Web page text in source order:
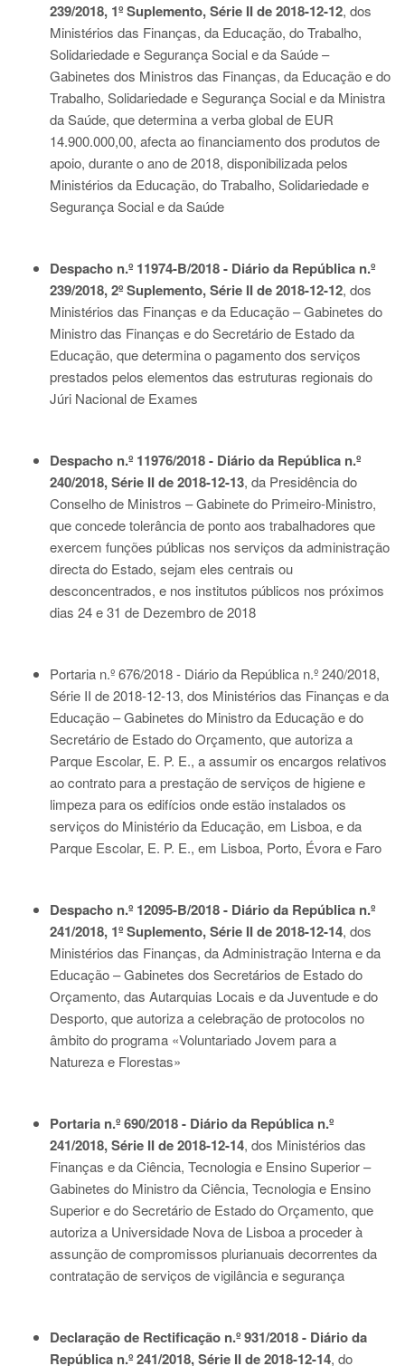
239/2018, 1º Suplemento, Série II de 2018-12-12, dos
Ministérios das Finanças, da Educação, do Trabalho,
Solidariedade e Segurança Social e da Saúde –
Gabinetes dos Ministros das Finanças, da Educação e do
Trabalho, Solidariedade e Segurança Social e da Ministra
da Saúde, que determina a verba global de EUR
14.900.000,00, afecta ao financiamento dos produtos de
apoio, durante o ano de 2018, disponibilizada pelos
Ministérios da Educação, do Trabalho, Solidariedade e
Segurança Social e da Saúde
Despacho n.º 11974-B/2018 - Diário da República n.º
239/2018, 2º Suplemento, Série II de 2018-12-12, dos
Ministérios das Finanças e da Educação – Gabinetes do
Ministro das Finanças e do Secretário de Estado da
Educação, que determina o pagamento dos serviços
prestados pelos elementos das estruturas regionais do
Júri Nacional de Exames
Despacho n.º 11976/2018 - Diário da República n.º
240/2018, Série II de 2018-12-13, da Presidência do
Conselho de Ministros – Gabinete do Primeiro-Ministro,
que concede tolerância de ponto aos trabalhadores que
exercem funções públicas nos serviços da administração
directa do Estado, sejam eles centrais ou
desconcentrados, e nos institutos públicos nos próximos
dias 24 e 31 de Dezembro de 2018
Portaria n.º 676/2018 - Diário da República n.º 240/2018,
Série II de 2018-12-13, dos Ministérios das Finanças e da
Educação – Gabinetes do Ministro da Educação e do
Secretário de Estado do Orçamento, que autoriza a
Parque Escolar, E. P. E., a assumir os encargos relativos
ao contrato para a prestação de serviços de higiene e
limpeza para os edifícios onde estão instalados os
serviços do Ministério da Educação, em Lisboa, e da
Parque Escolar, E. P. E., em Lisboa, Porto, Évora e Faro
Despacho n.º 12095-B/2018 - Diário da República n.º
241/2018, 1º Suplemento, Série II de 2018-12-14, dos
Ministérios das Finanças, da Administração Interna e da
Educação – Gabinetes dos Secretários de Estado do
Orçamento, das Autarquias Locais e da Juventude e do
Desporto, que autoriza a celebração de protocolos no
âmbito do programa «Voluntariado Jovem para a
Natureza e Florestas»
Portaria n.º 690/2018 - Diário da República n.º
241/2018, Série II de 2018-12-14, dos Ministérios das
Finanças e da Ciência, Tecnologia e Ensino Superior –
Gabinetes do Ministro da Ciência, Tecnologia e Ensino
Superior e do Secretário de Estado do Orçamento, que
autoriza a Universidade Nova de Lisboa a proceder à
assunção de compromissos plurianuais decorrentes da
contratação de serviços de vigilância e segurança
Declaração de Rectificação n.º 931/2018 - Diário da
República n.º 241/2018, Série II de 2018-12-14, do